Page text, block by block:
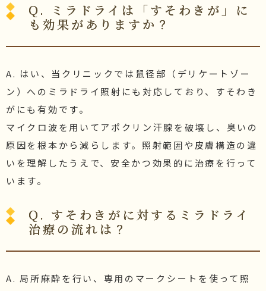
Q. ミラドライは「すそわきが」に
も効果がありますか？
A. はい、当クリニックでは鼠径部（デリケートゾー
ン）へのミラドライ照射にも対応しており、すそわき
がにも有効です。
マイクロ波を用いてアポクリン汗腺を破壊し、臭いの
原因を根本から減らします。照射範囲や皮膚構造の違
いを理解したうえで、安全かつ効果的に治療を行って
います。
Q. すそわきがに対するミラドライ
治療の流れは？
A. 局所麻酔を行い、専用のマークシートを使って照